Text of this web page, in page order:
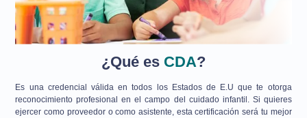
¿Qué es CDA?
Es una credencial válida en todos los Estados de E.U que te otorga
reconocimiento profesional en el campo del cuidado infantil. Si quieres
ejercer como proveedor o como asistente, esta certificación será tu mejor